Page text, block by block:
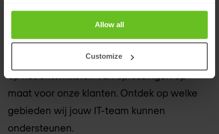
Allow all
Customize
AANBEVOLEN OPLOSSINGEN
Afgestemd op jouw behoeften
Onze kracht ligt in onze flexibiliteit en focus
maat voor onze klanten. Ontdek op welke
gebieden wij jouw IT-team kunnen
ondersteunen.